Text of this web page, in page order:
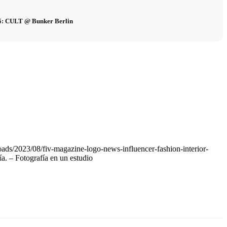
CULT @ Bunker Berlin
2023/08/fiv-magazine-logo-news-influencer-fashion-interior-
– Fotografía en un estudio